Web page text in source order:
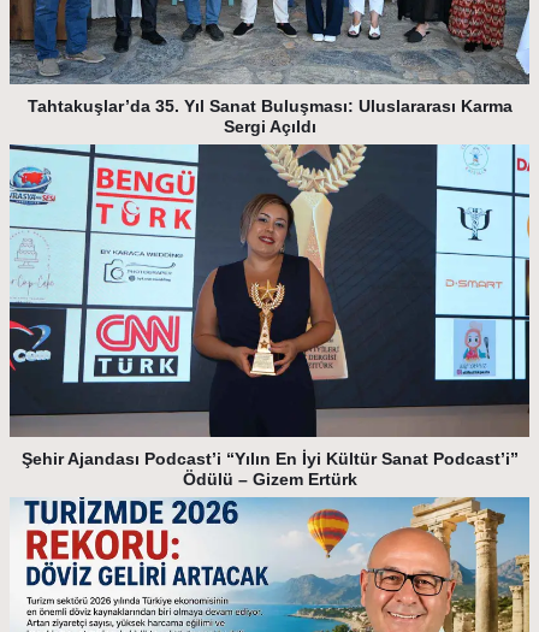
Tahtakuşlar’da 35. Yıl Sanat Buluşması: Uluslararası Karma
Sergi Açıldı
Şehir Ajandası Podcast’i “Yılın En İyi Kültür Sanat Podcast’i”
Ödülü – Gizem Ertürk